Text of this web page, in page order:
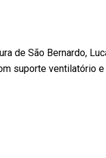
de São Bernardo,
suporte ventilatório